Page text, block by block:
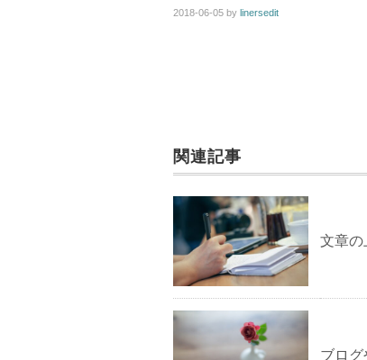
2018-06-05 by linersedit
関連記事
文章の
ブロ